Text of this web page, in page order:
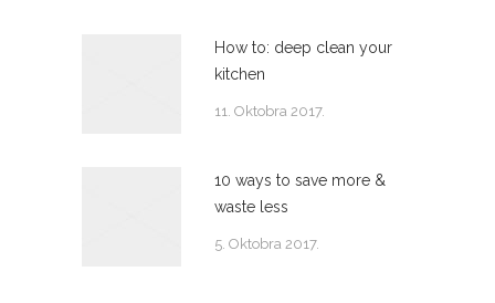
How to: deep clean your
kitchen
11. Oktobra 2017.
10 ways to save more &
waste less
5. Oktobra 2017.